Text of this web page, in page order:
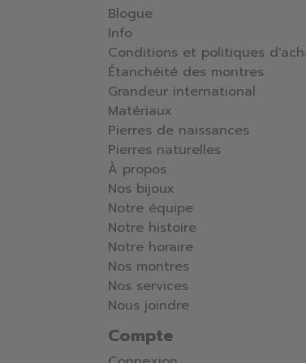
Blogue
Info
Conditions et politiques
Étanchéité des montres
Grandeur international
Matériaux
Pierres de naissances
Pierres naturelles
À propos
Nos bijoux
Notre équipe
Notre histoire
Notre horaire
Nos montres
Nos services
Nous joindre
Compte